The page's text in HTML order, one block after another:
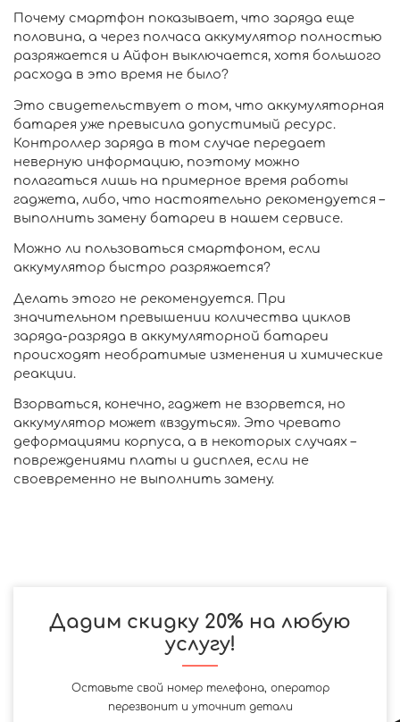
Почему смартфон показывает, что заряда еще
половина, а через полчаса аккумулятор полностью
разряжается и Айфон выключается, хотя большого
расхода в это время не было?
Это свидетельствует о том, что аккумуляторная
батарея уже превысила допустимый ресурс.
Контроллер заряда в том случае передает
неверную информацию, поэтому можно
полагаться лишь на примерное время работы
гаджета, либо, что настоятельно рекомендуется –
выполнить замену батареи в нашем сервисе.
Можно ли пользоваться смартфоном, если
аккумулятор быстро разряжается?
Делать этого не рекомендуется. При
значительном превышении количества циклов
заряда-разряда в аккумуляторной батареи
происходят необратимые изменения и химические
реакции.
Взорваться, конечно, гаджет не взорвется, но
аккумулятор может «вздуться». Это чревато
деформациями корпуса, а в некоторых случаях –
повреждениями платы и дисплея, если не
своевременно не выполнить замену.
Дадим скидку 20% на любую
услугу!
Оставьте свой номер телефона, оператор
перезвонит и уточнит детали